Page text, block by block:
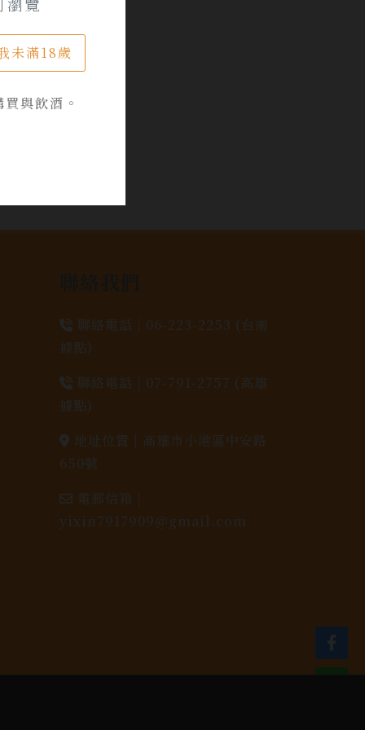
未滿18歲
與飲酒。
聯絡電話 | 06-223-2253 (台南
據點)
聯絡電話 | 07-791-2757 (高雄
據點)
地址位置 | 高雄市小港區中安路
650號
電郵信箱 |
yixin7917909@gmail.com